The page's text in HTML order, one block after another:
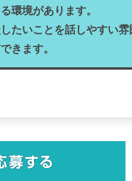
環境があります。
たいことを話しやすい
きます。